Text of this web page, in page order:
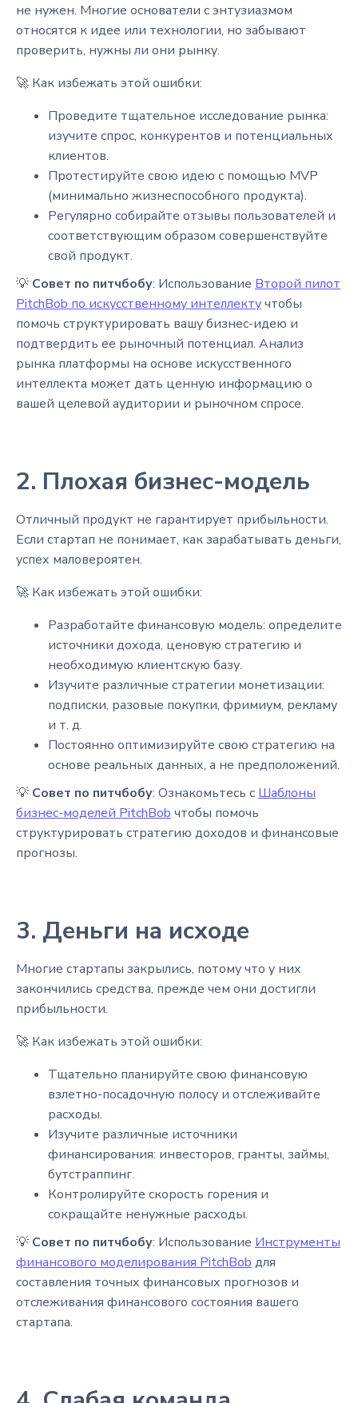
не нужен. Многие основатели с энтузиазмом
относятся к идее или технологии, но забывают
проверить, нужны ли они рынку.
🚀 Как избежать этой ошибки:
Проведите тщательное исследование рынка:
изучите спрос, конкурентов и потенциальных
клиентов.
Протестируйте свою идею с помощью MVP
(минимально жизнеспособного продукта).
Регулярно собирайте отзывы пользователей и
соответствующим образом совершенствуйте
свой продукт.
💡 Совет по питчбобу: Использование Второй пилот
PitchBob по искусственному интеллектучтобы
помочь структурировать вашу бизнес-идею и
подтвердить ее рыночный потенциал. Анализ
рынка платформы на основе искусственного
интеллекта может дать ценную информацию о
вашей целевой аудитории и рыночном спросе.
2. Плохая бизнес-модель
Отличный продукт не гарантирует прибыльности.
Если стартап не понимает, как зарабатывать деньги,
успех маловероятен.
🚀 Как избежать этой ошибки:
Разработайте финансовую модель: определите
источники дохода, ценовую стратегию и
необходимую клиентскую базу.
Изучите различные стратегии монетизации:
подписки, разовые покупки, фримиум, рекламу
и т. д.
Постоянно оптимизируйте свою стратегию на
основе реальных данных, а не предположений.
💡 Совет по питчбобу: Ознакомьтесь с Шаблоны
бизнес-моделей PitchBob чтобы помочь
структурировать стратегию доходов и финансовые
прогнозы.
3. Деньги на исходе
Многие стартапы закрылись, потому что у них
закончились средства, прежде чем они достигли
прибыльности.
🚀 Как избежать этой ошибки:
Тщательно планируйте свою финансовую
взлетно-посадочную полосу и отслеживайте
расходы.
Изучите различные источники
финансирования: инвесторов, гранты, займы,
бутстраппинг.
Контролируйте скорость горения и
сокращайте ненужные расходы.
💡 Совет по питчбобу: Использование Инструменты
финансового моделирования PitchBob для
составления точных финансовых прогнозов и
отслеживания финансового состояния вашего
стартапа.